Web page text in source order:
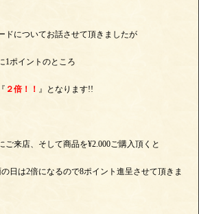
ドについてお話させて頂きましたが
1ポイントのところ
２倍！！ 』となります!!
ご来店、そして商品を¥2.000ご購入頂くと
日は2倍になるので8ポイント進呈させて頂きま